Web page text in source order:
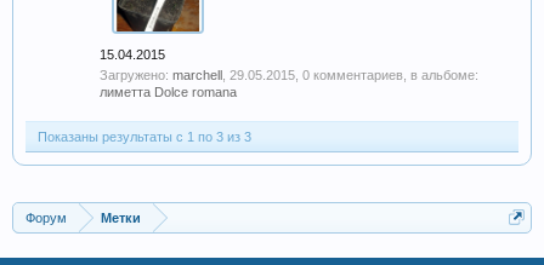
15.04.2015
Загружено: marchell 29.05.2015 , 0 комментариев, в альбоме:
лиметта Dolce romana
Показаны результаты с 1 по 3 из 3
Форум Метки